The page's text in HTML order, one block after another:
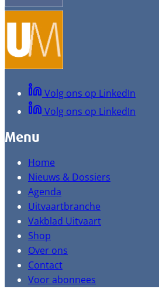
Volg ons op LinkedIn
Volg ons op LinkedIn
Menu
Home
Nieuws & Dossiers
Agenda
Uitvaartbranche
Vakblad Uitvaart
Shop
Over ons
Contact
Voor abonnees